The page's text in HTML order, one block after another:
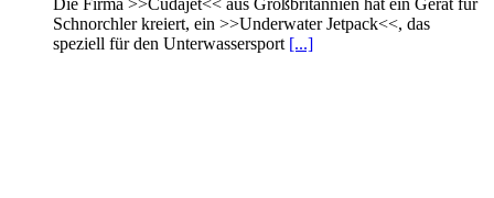
Schnorchler kreiert, ein >>Underwater Jetpack<<, das
speziell für den Unterwassersport [...]